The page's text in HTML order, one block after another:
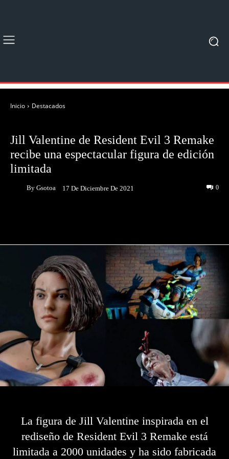
Inicio Destacados
Jill Valentine de Resident Evil 3 Remake
recibe una espectacular figura de edición
limitada
By Gsotoa 17 De Diciembre De 2021 0
La figura de Jill Valentine inspirada en el
rediseño de Resident Evil 3 Remake está
limitada a 2000 unidades y ha sido fabricada